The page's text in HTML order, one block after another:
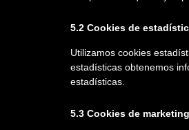
5.2 Cookies de
Utilizamos cookies
estadísticas obtenemos
estadísticas.
5.3 Cookies de